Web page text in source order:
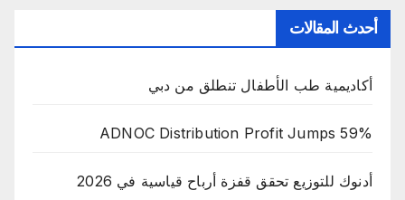
أحدث المقالات
أكاديمية طب الأطفال تنطلق من دبي
ADNOC Distribution Profit Jumps 59%
أدنوك للتوزيع تحقق قفزة أرباح قياسية في 2026